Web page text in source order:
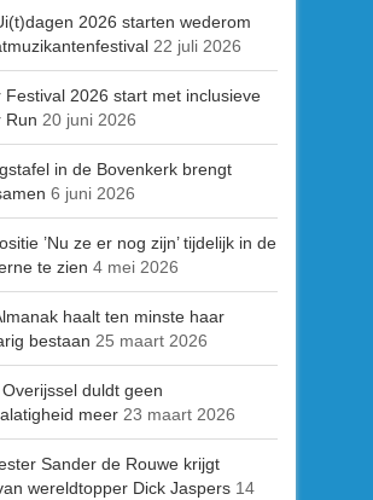
2026 starten wederom
22 juli 2026
Festival 2026 start met inclusieve
Run 20 juni 2026
in de Bovenkerk brengt
6 juni 2026
’Nu ze er nog zijn’ tijdelijk in de
te zien 4 mei 2026
haalt ten minste haar
bestaan 25 maart 2026
duldt geen
meer 23 maart 2026
Sander de Rouwe krijgt
wereldtopper Dick Jaspers 14